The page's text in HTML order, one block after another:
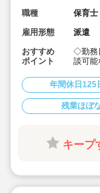
職種
保育士
雇用形態
派遣
おすすめ
ポイント
◇勤務
談可能
たい方
◇恵比
◇書き
年間休日125
残業ほぼ
キープ